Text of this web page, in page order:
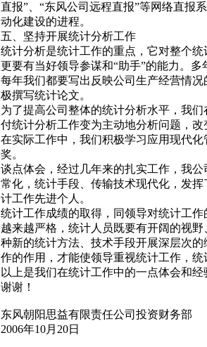
直报”、“东风公司远程直报”等网络直报
动化建设的进程。
五、坚持开展统计分析工作
统计分析是统计工作的重点，它对整个
更要有当好领导参谋和“助手”的能力。
每年我们都要写出反映公司生产经营情
极撰写统计论文。
为了提高公司整体的统计分析水平，我
付统计分析工作变为主动地分析问题，
在实际工作中，我们积极学习应用现代
奖。
谈点体会，经过几年来的扎实工作，我
常化，统计手段、传输技术现代化，发
计工作先进个人。
统计工作成绩的取得，同领导对统计工
越来越严格，统计人员既要有开阔的视
种新的统计方法、技术手段开展深层次
作的作用，才能使领导重视统计工作，统
以上是我们在统计工作中的一点体会和
谢谢！
东风朝阳思益有限责任公司投资财务部
2006年10月20日